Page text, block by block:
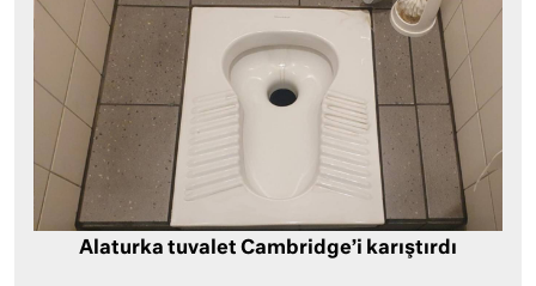
Alaturka tuvalet Cambridge’i karıştırdı